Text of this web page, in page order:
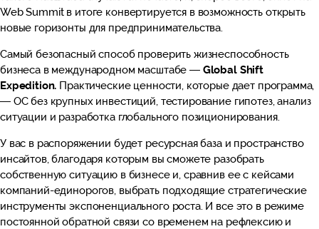
Web Summit в итоге конвертируется в возможность открыть
новые горизонты для предпринимательства.
Самый безопасный способ проверить жизнеспособность
бизнеса в международном масштабе —Global Shift
Expedition. Практические ценности, которые дает программа,
— ОС без крупных инвестиций, тестирование гипотез, анализ
ситуации и разработка глобального позиционирования.
У вас в распоряжении будет ресурсная база и пространство
инсайтов, благодаря которым вы сможете разобрать
собственную ситуацию в бизнесе и, сравнив ее с кейсами
компаний-единорогов, выбрать подходящие стратегические
инструменты экспоненциального роста. И все это в режиме
постоянной обратной связи со временем на рефлексию и